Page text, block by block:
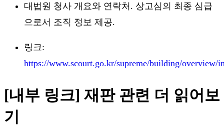
대법원 청사 개요와 연락처. 상고심의 최종 심급
으로서 조직 정보 제공.
링크:
https://www.scourt.go.kr/supreme/building/overview/
[내부 링크] 재판 관련 더 읽어보
기